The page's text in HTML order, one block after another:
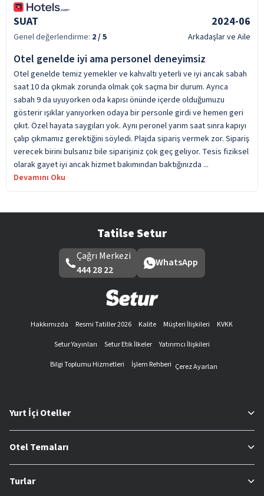
SUAT 2024-06
Genel değerlendirme: 2/ 5 Arkadaşlar ve Aile
Otel genelde iyi ama personel deneyimsiz
Otel genelde temiz yemekler ve kahvaltı yeterli ve iyi ancak sabah
saat 10 da çıkmak zorunda olmak çok saçma bir durum. Ayrıca
sabah 9 da uyuyorken oda kapısı önünde içerde olduğumuzu
gösterir ışıklar yanıyorken odaya bir personle girdi ve hemen geri
çıkıt. Özel hayata saygıları yok. Aynı peronel yarım saat sınra kapıyı
çalıp çıkmamız gerektiğini söyledi. Plajda sipariş vermek zor. Sipariş
verecek birini bulsanız bile siparişiniz çok geç geliyor. Tesis fiziksel
olarak gayet iyi ancak hizmet bakımından baktığınızda ...
Devamını Oku
Tatilse Setur
Çağrı Merkezi
444 28 22
WhatsApp
Hakkımızda Resmi Tatiller 2026 Kalite Müşteri İlişkileri
KVKK
Setur Yayınları
Setur Etik İlkeler
Yatırımcı İlişkileri
Bilgi Toplumu Hizmetleri
İşlem Rehberi Çerez Ayarları
Yurt İçi Oteller
Otel Temaları
Turlar